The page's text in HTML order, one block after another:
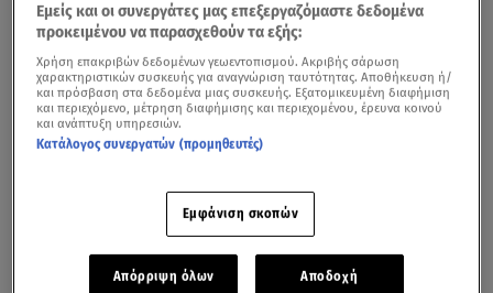
Εμείς και οι συνεργάτες μας επεξεργαζόμαστε δεδομένα
προκειμένου να παρασχεθούν τα εξής:
Χρήση επακριβών δεδομένων γεωεντοπισμού. Ακριβής σάρωση
χαρακτηριστικών συσκευής για αναγνώριση ταυτότητας. Αποθήκευση ή/
και πρόσβαση στα δεδομένα μιας συσκευής. Εξατομικευμένη διαφήμιση
και περιεχόμενο, μέτρηση διαφήμισης και περιεχομένου, έρευνα κοινού
και ανάπτυξη υπηρεσιών.
Κατάλογος συνεργατών (προμηθευτές)
Εμφάνιση σκοπών
Απόρριψη όλων Αποδοχή